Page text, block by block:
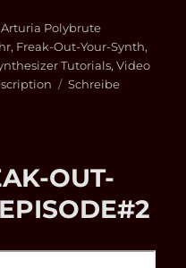
Arturia Polybrute
, Freak-Out-Your-Synth,
Tutorials,Video
Schreibe
OUT-